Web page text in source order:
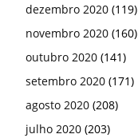
dezembro 2020 (119)
novembro 2020 (160)
outubro 2020 (141)
setembro 2020 (171)
agosto 2020 (208)
julho 2020 (203)